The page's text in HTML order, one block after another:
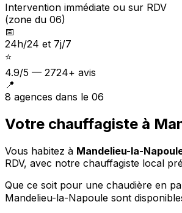
Intervention immédiate ou sur RDV
(zone du 06)
📅
24h/24 et 7j/7
⭐
4.9/5 — 2724+ avis
📍
8 agences dans le 06
Votre chauffagiste à
Vous habitez à Mandelieu-la-
RDV, avec notre chauffagiste local
Que ce soit pour une chaudière en
Mandelieu-la-Napoule sont